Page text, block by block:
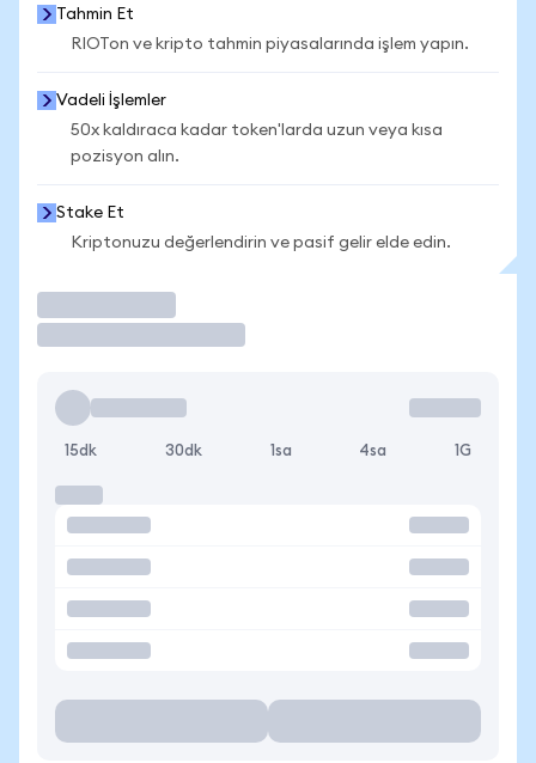
Tahmin Et
RIOTon ve kripto tahmin piyasalarında işlem yapın.
Vadeli İşlemler
50x kaldıraca kadar token'larda uzun veya kısa
pozisyon alın.
Stake Et
Kriptonuzu değerlendirin ve pasif gelir elde edin.
15dk 30dk 1sa 4sa 1G